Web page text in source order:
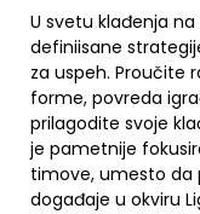
U svetu klađenja
definiisane
za uspeh. Proučite
forme, povreda
prilagodite svoje
je pametnije
timove, umesto da
događaje u okviru